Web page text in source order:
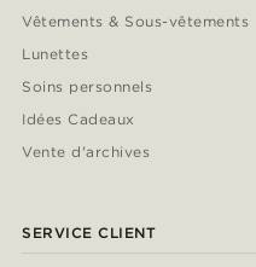
Vêtements & Sous-vêtements
Lunettes
Soins personnels
Idées Cadeaux
Vente d'archives
SERVICE CLIENT